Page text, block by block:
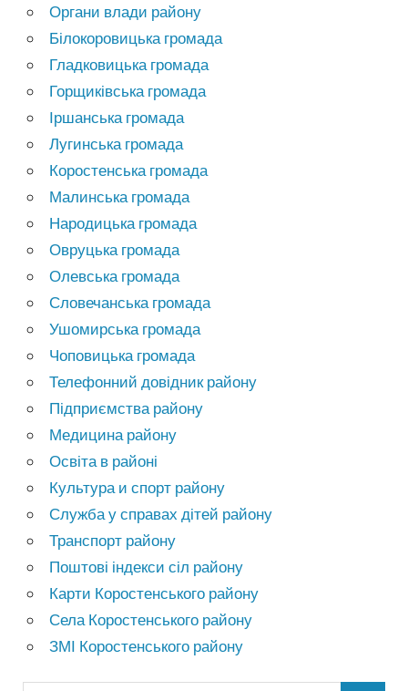
Органи влади району
Білокоровицька громада
Гладковицька громада
Горщиківська громада
Іршанська громада
Лугинська громада
Коростенська громада
Малинська громада
Народицька громада
Овруцька громада
Олевська громада
Словечанська громада
Ушомирська громада
Чоповицька громада
Телефонний довідник району
Підприємства району
Медицина району
Освіта в районі
Культура и спорт району
Служба у справах дітей району
Транспорт району
Поштові індекси сіл району
Карти Коростенського району
Села Коростенського району
ЗМІ Коростенського району